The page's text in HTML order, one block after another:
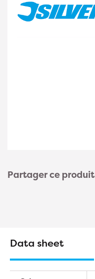
Partager ce produit
Data sheet